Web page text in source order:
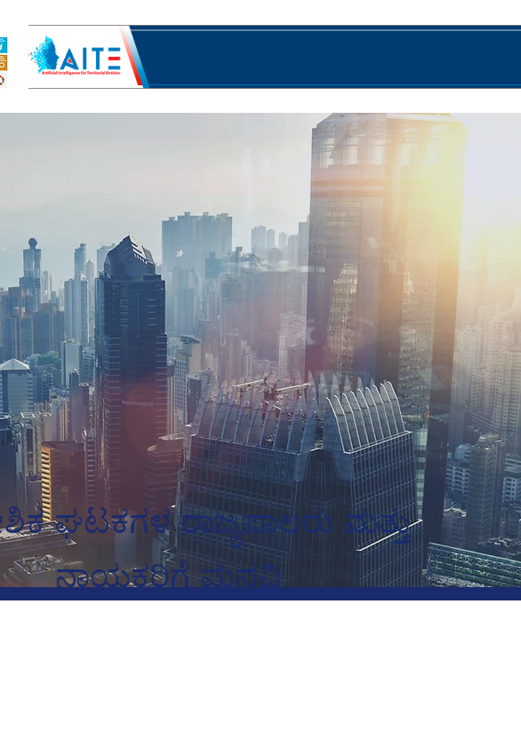
ಪ್ರಾಂತ್ಯಗಳ ಮೇಲೆ UN ಕಾರ್ಯಕ್ರಮ
ಘಟಕಗಳ ರಾಜ್ಯಪಾಲರು ಮತ್ತು
ನಾಯಕರಿಗೆ ಮನವಿ